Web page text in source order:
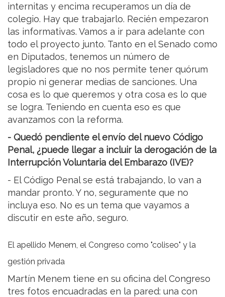
internitas y encima recuperamos un día de
colegio. Hay que trabajarlo. Recién empezaron
las informativas. Vamos a ir para adelante con
todo el proyecto junto. Tanto en el Senado como
en Diputados, tenemos un número de
legisladores que no nos permite tener quórum
propio ni generar medias de sanciones. Una
cosa es lo que queremos y otra cosa es lo que
se logra. Teniendo en cuenta eso es que
avanzamos con la reforma.
- Quedó pendiente el envío del nuevo Código
Penal, ¿puede llegar a incluir la derogación de la
Interrupción Voluntaria del Embarazo (IVE)?
- El Código Penal se está trabajando, lo van a
mandar pronto. Y no, seguramente que no
incluya eso. No es un tema que vayamos a
discutir en este año, seguro.
El apellido Menem, el Congreso como "coliseo" y la
gestión privada
Martín Menem tiene en su oficina del Congreso
tres fotos encuadradas en la pared: una con